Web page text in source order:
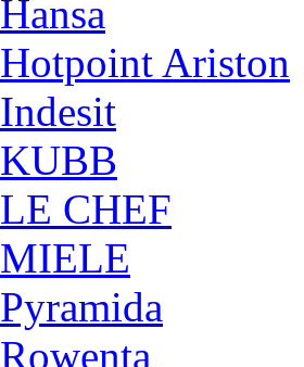
Hansa
Hotpoint Ariston
Indesit
KUBB
LE CHEF
MIELE
Pyramida
Rowenta